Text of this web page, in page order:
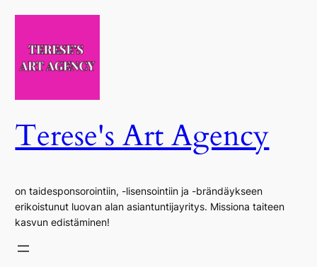
Siirry
Terese's Art Agency
on taidesponsorointiin, -lisensointiin ja -brändäykseen
erikoistunut luovan alan asiantuntijayritys. Missiona taiteen
kasvun edistäminen!